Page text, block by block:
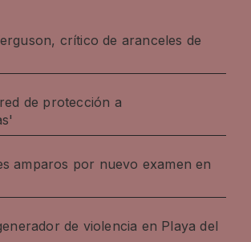
crítico de aranceles de
de protección a
amparos por nuevo examen en
de violencia en Playa del